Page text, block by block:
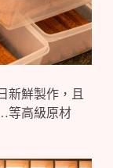
新鮮製作，且
等高級原材